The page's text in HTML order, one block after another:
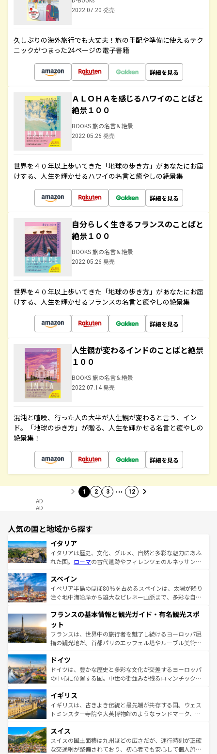
2022.07.20 発売
久しぶりの海外旅行でも大丈夫！旅の手配や準備に使えるテク
ニックがつまった24ページの電子書籍
詳細を見る
ＡＬＯＨＡを感じるハワイのことばと
絶景１００
BOOKS 旅の名言＆絶景
2022.05.26 発売
世界を４０年以上歩いてきた「地球の歩き方」があなたにお届
けする、人生を輝かせるハワイの名言と癒やしの絶景集
詳細を見る
自分らしく生きるフランスのことばと
絶景１００
BOOKS 旅の名言＆絶景
2022.05.26 発売
世界を４０年以上歩いてきた「地球の歩き方」があなたにお届
けする、人生を輝かせるフランスの名言と癒やしの絶景集
詳細を見る
人生観が変わるインドのことばと絶景
１００
BOOKS 旅の名言＆絶景
2022.07.14 発売
混沌と喧噪、行った人の大半が人生観が変わると言う、イン
ド。「地球の歩き方」が贈る、人生を輝かせる名言と癒やしの
絶景集！
詳細を見る
1 2 3 … 12
AD
AD
人気の国と地域から探す
イタリア
イタリアは歴史、文化、グルメ、自然と多彩な魅力にあふ
れた国。 ローマの古代遺跡やフィレンツェのルネッサンス
ろん、トスカーナの美しい田園風景やアマルフィ海岸の絶
景など、自然景観も見逃せない。観光の合間には、本場の
ピザやパスタなど、絶品のイタリア料理を堪能することも
ませてくれるイタリアで、忘れられない旅をしてみよう！
なお、新着のイタリア情報は
しい。
スペイン
イベリア半島のほぼ80％を占めるスペインは、太陽が降り
注ぐ地中海沿岸から雄大なピレネー山脈まで、多彩な自然
文化が根付くこの国では、情熱的なフラメンコ、熱気あふ
れる闘牛、そして美味しいタパスが生活の一部となってい
る。首都マドリードの洗練された雰囲気や、バルセロナの
アートに溢れた街角から、地方では古代ローマ遺跡や中世
せる。地方によって風土や気候が異なるスペインはその個
性で訪れる人を魅了する。 なお、新着のスペイン情報は コ
ンテンツ一覧を参照してほしい。
フランスの基本情報と観光ガイド・有名観光スポ
ット
フランスは、世界中の旅行者を魅了し続けるヨーロッパ屈
指の観光地だ。首都パリのエッフェル塔やルーブル美術館
で、幅広い魅力が詰まっている。華麗な宮殿、歴史的な大
聖堂、美しいビーチ、そして豊かな自然が、訪れる者を心
から魅了する。また、フランスは美食の国としても知ら
いる。シャンパンの発祥地であるランス、プロヴァンスの
香り高いラベンダー畑など、多彩な楽しみ方が可能だ。さ
らに、パリ以外の地域にも魅力が溢れており、どの街角に
れる地方に足を運ぶとそれぞれで全く異なる文化を体験で
きるだろう。 なお、新着のフランス情報はコンテンツ一覧
を参照してほしい。
ドイツ
ドイツは、豊かな歴史と多彩な文化が交差するヨーロッパ
の中心に位置する国。中世の街並みが残るロマンチック街
顔を持つこの国は、どこを歩いても飽きることがない。ベ
ルリンの文化的活気、バイエルン州のアルプスの絶景、そ
してライン川沿いのワイン畑といった風景は必見。ビール
は、お酒好きな人にはぜひ体験してほしい。 なお、新着の
ドイツ情報はコンテンツ一覧を参照してほしい。
イギリス
イギリスは、古きよき伝統と最先端が共存する国。ウェス
トミンスター寺院や大英博物館のようなランドマーク、歴
リアごとに異なる魅力がある。また、優雅なアフタヌーン
ティー、ビール好きにはたまらない英国パブ、サッカー観
戦など、本場だからこそできる体験も豊富。イギリスを旅
スイス
スイスの国土面積は九州ほどの広さだが、運行時刻が正確
な交通網が整備されており、初心者でも安心して個人旅行